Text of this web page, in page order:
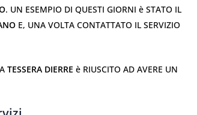
. UN ESEMPIO DI QUESTI GIORNI è STATO IL
E, UNA VOLTA CONTATTATO IL SERVIZIO
TESSERA DIERRE è RIUSCITO AD AVERE UN